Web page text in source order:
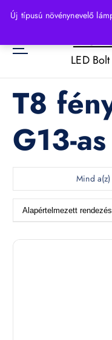
Új típusú növénynevelő
p
o
LED
T8
G13-
Mind